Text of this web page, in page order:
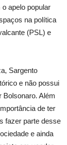
apelo popular
na política
(PSL) e
Sargento
e não possui
Bolsonaro. Além
de ter
fazer parte desse
e ainda